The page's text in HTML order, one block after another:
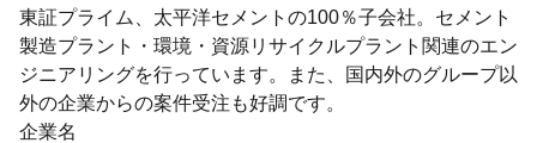
東証プライム、太平洋セメントの100％子会社。セメント
製造プラント・環境・資源リサイクルプラント関連のエン
ジニアリングを行っています。また、国内外のグループ以
外の企業からの案件受注も好調です。
企業名